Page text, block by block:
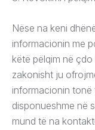
Nëse na keni
informacionin me
këtë pëlqim në
zakonisht ju
informacionin
disponueshme në
mund të na